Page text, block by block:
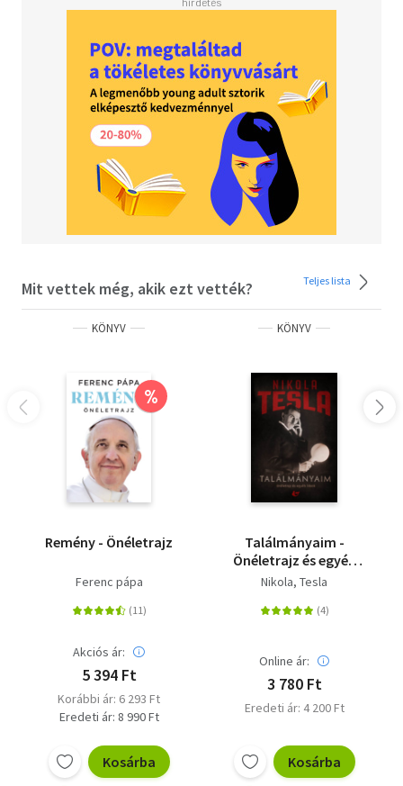
Mit vettek még, akik ezt vették? Teljes lista
KÖNYV
%
Remény - Önéletrajz
Ferenc pápa
Akciós ár:
5 394 Ft
Korábbi ár: 6 293 Ft
Eredeti ár: 8 990 Ft
Kosárba
KÖNYV
Találmányaim -
Önéletrajz és egyéb
írások
Nikola, Tesla
Online ár:
3 780 Ft
Eredeti ár: 4 200 Ft
Kosárba